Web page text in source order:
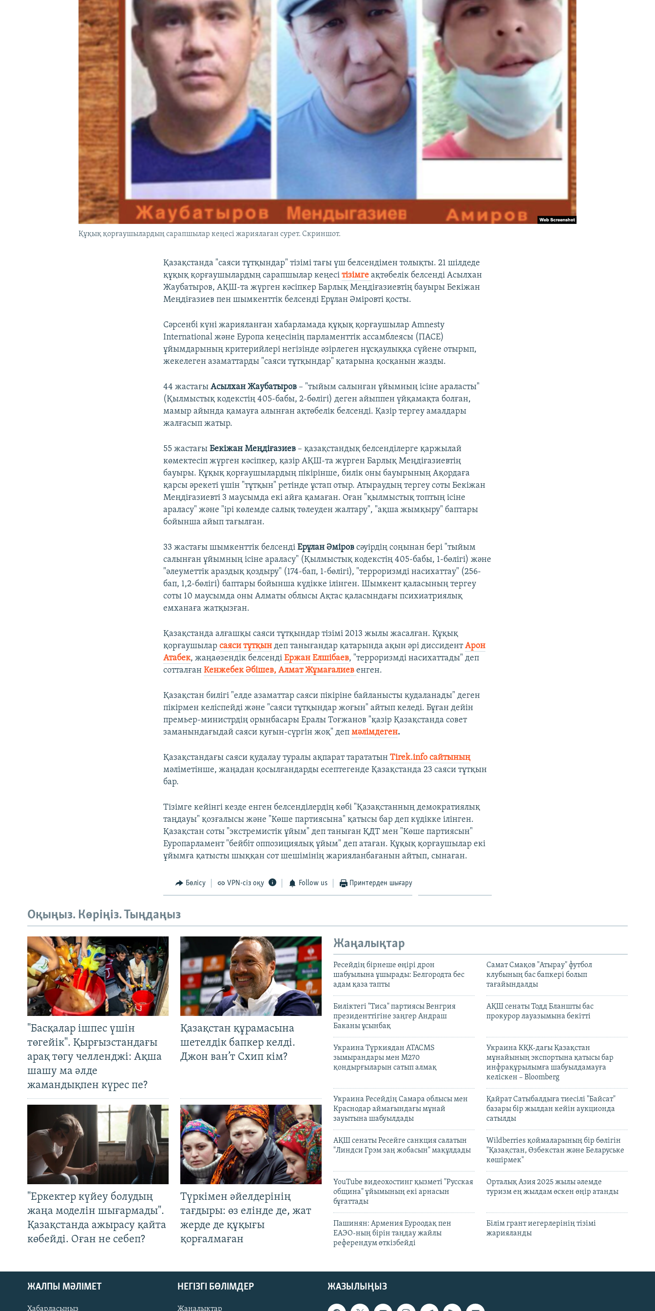
Құқық қорғаушылардың сарапшылар кеңесі жариялаған сурет. Скриншот.
Қазақстанда "саяси тұтқындар" тізімі тағы үш белсендімен толықты. 21 шілдеде
құқық қорғаушылардың сарапшылар кеңесітізімгеақтөбелік белсенді Асылхан
Жаубатыров, АҚШ-та жүрген кәсіпкер Барлық Меңдіғазиевтің бауыры Бекіжан
Меңдіғазиев пен шымкенттік белсенді Ерұлан Әміровті қосты.
Сәрсенбі күні жарияланған хабарламада құқық қорғаушылар Amnesty
International және Еуропа кеңесінің парламенттік ассамблеясы (ПАСЕ)
ұйымдарының критерийлері негізінде әзірлеген нұсқаулыққа сүйене отырып,
жекелеген азаматтарды "саяси тұтқындар" қатарына қосқанын жазды.
44 жастағыАсылхан Жаубатыров – "тыйым салынған ұйымның ісіне араласты"
(Қылмыстық кодекстің 405-бабы, 2-бөлігі) деген айыппен үйқамақта болған,
мамыр айында қамауға алынған ақтөбелік белсенді. Қазір тергеу амалдары
жалғасып жатыр.
55 жастағыБекіжан Меңдіғазиев – қазақстандық белсенділерге қаржылай
көмектесіп жүрген кәсіпкер, қазір АҚШ-та жүрген Барлық Меңдіғазиевтің
бауыры. Құқық қорғаушылардың пікірінше, билік оны бауырының Ақордаға
қарсы әрекеті үшін "тұтқын" ретінде ұстап отыр. Атыраудың тергеу соты Бекіжан
Меңдіғазиевті 3 маусымда екі айға қамаған. Оған "қылмыстық топтың ісіне
араласу" және "ірі көлемде салық төлеуден жалтару", "ақша жымқыру" баптары
бойынша айып тағылған.
33 жастағы шымкенттік белсендіЕрұлан Әміров сәуірдің соңынан бері "тыйым
салынған ұйымның ісіне араласу" (Қылмыстық кодекстің 405-бабы, 1-бөлігі) және
"әлеуметтік араздық қоздыру" (174-бап, 1-бөлігі), "терроризмді насихаттау" (256-
бап, 1,2-бөлігі) баптары бойынша күдікке ілінген. Шымкент қаласының тергеу
соты 10 маусымда оны Алматы облысы Ақтас қаласындағы психиатриялық
емханаға жатқызған.
Қазақстанда алғашқы саяси тұтқындар тізімі 2013 жылы жасалған. Құқық
қорғаушыларсаяси тұтқын деп танығандар қатарында ақын әрі диссидентАрон
Атабек, жаңаөзендік белсендіЕржан Елшібаев, "терроризмді насихаттады" деп
сотталғанКенжебек Әбішев, Алмат Жұмағалиевенген.
Қазақстан билігі "елде азаматтар саяси пікіріне байланысты қудаланады" деген
пікірмен келіспейді және "саяси тұтқындар жоғын" айтып келеді. Бұған дейін
премьер-министрдің орынбасары Ералы Тоғжанов "қазір Қазақстанда совет
заманындағыдай саяси қуғын-сүргін жоқ" депмәлімдеген.
Қазақстандағы саяси қудалау туралы ақпарат тарататынTirek.info сайтының
мәліметінше, жаңадан қосылғандарды есептегенде Қазақстанда 23 саяси тұтқын
бар.
Тізімге кейінгі кезде енген белсенділердің көбі "Қазақстанның демократиялық
таңдауы" қозғалысы және "Көше партиясына" қатысы бар деп күдікке ілінген.
Қазақстан соты "экстремистік ұйым" деп таныған ҚДТ мен "Көше партиясын"
Еуропарламент "бейбіт оппозициялық ұйым" деп атаған. Құқық қорғаушылар екі
ұйымға қатысты шыққан сот шешімінің жарияланбағанын айтып, сынаған.
Бөлісу VPN-сіз оқу Follow us Принтерден шығару
Оқыңыз. Көріңіз. Тыңдаңыз
"Басқалар ішпес үшін
төгейік". Қырғызстандағы
арақ төгу челленджі: Ақша
шашу ма әлде
жамандықпен күрес пе?
Қазақстан құрамасына
шетелдік бапкер келді.
Джон ван’т Схип кім?
"Еркектер күйеу болудың
жаңа моделін шығармады".
Қазақстанда ажырасу қайта
көбейді. Оған не себеп?
Түркімен әйелдерінің
тағдыры: өз елінде де, жат
жерде де құқығы
қорғалмаған
Жаңалықтар
Ресейдің бірнеше өңірі дрон
шабуылына ұшырады: Белгородта бес
адам қаза тапты
Самат Смақов "Атырау" футбол
клубының бас бапкері болып
тағайындалды
Биліктегі "Тиса" партиясы Венгрия
президенттігіне заңгер Андраш
Баканы ұсынбақ
АҚШ сенаты Тодд Бланшты бас
прокурор лауазымына бекітті
Украина Түркиядан ATACMS
зымырандары мен M270
қондырғыларын сатып алмақ
Украина КҚК-дағы Қазақстан
мұнайының экспортына қатысы бар
инфрақұрылымға шабуылдамауға
келіскен – Bloomberg
Украина Ресейдің Самара облысы мен
Краснодар аймағындағы мұнай
зауытына шабуылдады
Қайрат Сатыбалдыға тиесілі "Байсат"
базары бір жылдан кейін аукционда
сатылды
АҚШ сенаты Ресейге санкция салатын
"Линдси Грэм заң жобасын" мақұлдады
Wildberries қоймаларының бір бөлігін
"Қазақстан, Өзбекстан және Беларуське
көшірмек"
YouTube видеохостинг қызметі "Русская
община" ұйымының екі арнасын
бұғаттады
Орталық Азия 2025 жылы әлемде
туризм ең жылдам өскен өңір атанды
Пашинян: Армения Еуроодақ пен
ЕАЭО-ның бірін таңдау жайлы
референдум өткізбейді
Білім грант иегерлерінің тізімі
жарияланды
ЖАЗЫЛЫҢЫЗ
ЖАЛПЫ МӘЛІМЕТ
Хабарласыңыз
НЕГІЗГІ БӨЛІМДЕР
Жаңалықтар